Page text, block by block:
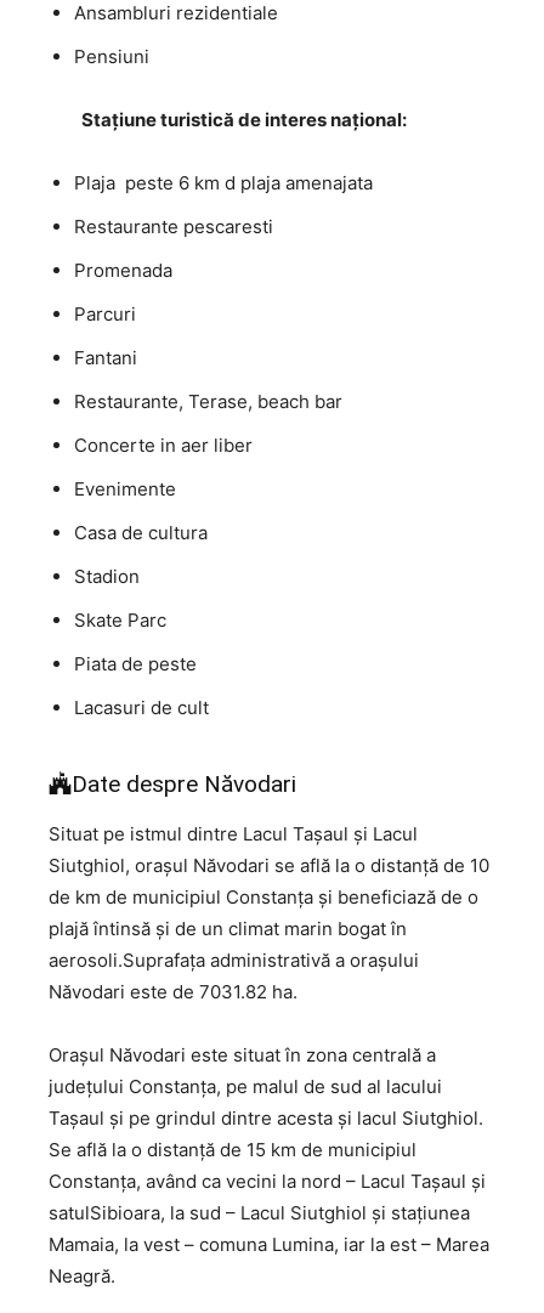
Ansambluri rezidentiale
Pensiuni
Stațiune turistică de interes național:
Plaja peste 6 km d plaja amenajata
Restaurante pescaresti
Promenada
Parcuri
Fantani
Restaurante, Terase, beach bar
Concerte in aer liber
Evenimente
Casa de cultura
Stadion
Skate Parc
Piata de peste
Lacasuri de cult
Date despre Năvodari
Situat pe istmul dintre Lacul Taşaul şi Lacul
Siutghiol, oraşul Năvodari se află la o distanţă de 10
de km de municipiul Constanţa şi beneficiază de o
plajă întinsă şi de un climat marin bogat în
aerosoli.Suprafaţa administrativă a oraşului
Năvodari este de 7031.82 ha.
Orașul Năvodari este situat în zona centrală a
județului Constanța, pe malul de sud al lacului
Tașaul și pe grindul dintre acesta și lacul Siutghiol.
Se află la o distanță de 15 km de municipiul
Constanța, având ca vecini la nord – Lacul Tașaul și
satulSibioara, la sud – Lacul Siutghiol și stațiunea
Mamaia, la vest – comuna Lumina, iar la est – Marea
Neagră.